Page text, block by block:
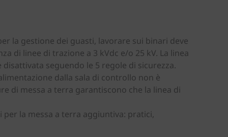
la gestione dei guasti, lavorare sui binari deve
di linee di trazione a 3 kVdc e/o 25 kV. La linea
seguendo le 5 regole di sicurezza.
dalla sala di controllo non è
di messa a terra garantiscono che la linea di
la messa a terra aggiuntiva: pratici,